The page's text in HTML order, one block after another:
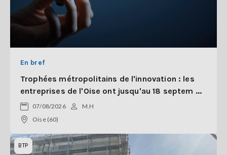
En bref
Trophées métropolitains de l'innovation : les
entreprises de l'Oise ont jusqu'au 18 septem ...
07/08/2026
M.H
Oise (60)
BTP